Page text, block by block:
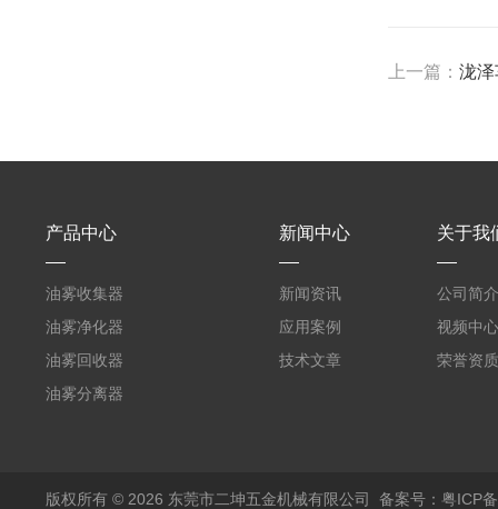
上一篇：泷
产品中心
油雾收集器
油雾净化器
油雾回收器
油雾分离器
新闻中心
新闻资讯
应用案例
技术文章
关于我
公司简介
视频中心
荣誉资质
版权所有 © 2026 东莞市二坤五金机械有限公司 备案号：粤ICP